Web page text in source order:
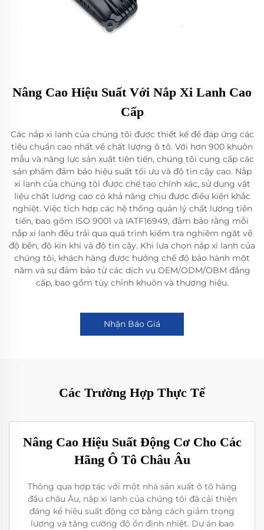
Nâng Cao Hiệu Suất Với Nắp Xi Lanh Cao
Cấp
Các nắp xi lanh của chúng tôi được thiết kế để đáp ứng các
tiêu chuẩn cao nhất về chất lượng ô tô. Với hơn 900 khuôn
mẫu và năng lực sản xuất tiên tiến, chúng tôi cung cấp các
sản phẩm đảm bảo hiệu suất tối ưu và độ tin cậy cao. Nắp
xi lanh của chúng tôi được chế tạo chính xác, sử dụng vật
liệu chất lượng cao có khả năng chịu được điều kiện khắc
nghiệt. Việc tích hợp các hệ thống quản lý chất lượng tiên
tiến, bao gồm ISO 9001 và IATF16949, đảm bảo rằng mỗi
nắp xi lanh đều trải qua quá trình kiểm tra nghiêm ngặt về
độ bền, độ kín khí và độ tin cậy. Khi lựa chọn nắp xi lanh của
chúng tôi, khách hàng được hưởng chế độ bảo hành một
năm và sự đảm bảo từ các dịch vụ OEM/ODM/OBM đẳng
cấp, bao gồm tùy chỉnh khuôn và thương hiệu.
Nhận Báo Giá
Các Trường Hợp Thực Tế
Nâng Cao Hiệu Suất Động Cơ Cho Các
Hãng Ô Tô Châu Âu
Thông qua hợp tác với một nhà sản xuất ô tô hàng
đầu châu Âu, nắp xi lanh của chúng tôi đã cải thiện
đáng kể hiệu suất động cơ bằng cách giảm trọng
lượng và tăng cường độ ổn định nhiệt. Dự án bao